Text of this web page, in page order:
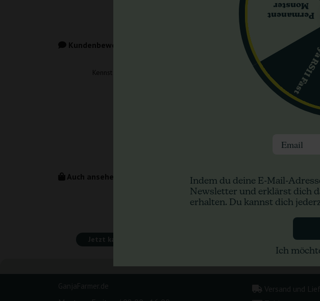
Kundenbewertungen
Kennst du dieses Produkt schon? Jetzt bewerten und Bonus erhalten.
Auch ansehen
Jetzt kaufen
GanjaFarmer.de
Versand und
Permanent
Monster
Email
Indem du deine E-Mail-
Newsletter und erklärst dich
erhalten. Du kannst dich
Ich